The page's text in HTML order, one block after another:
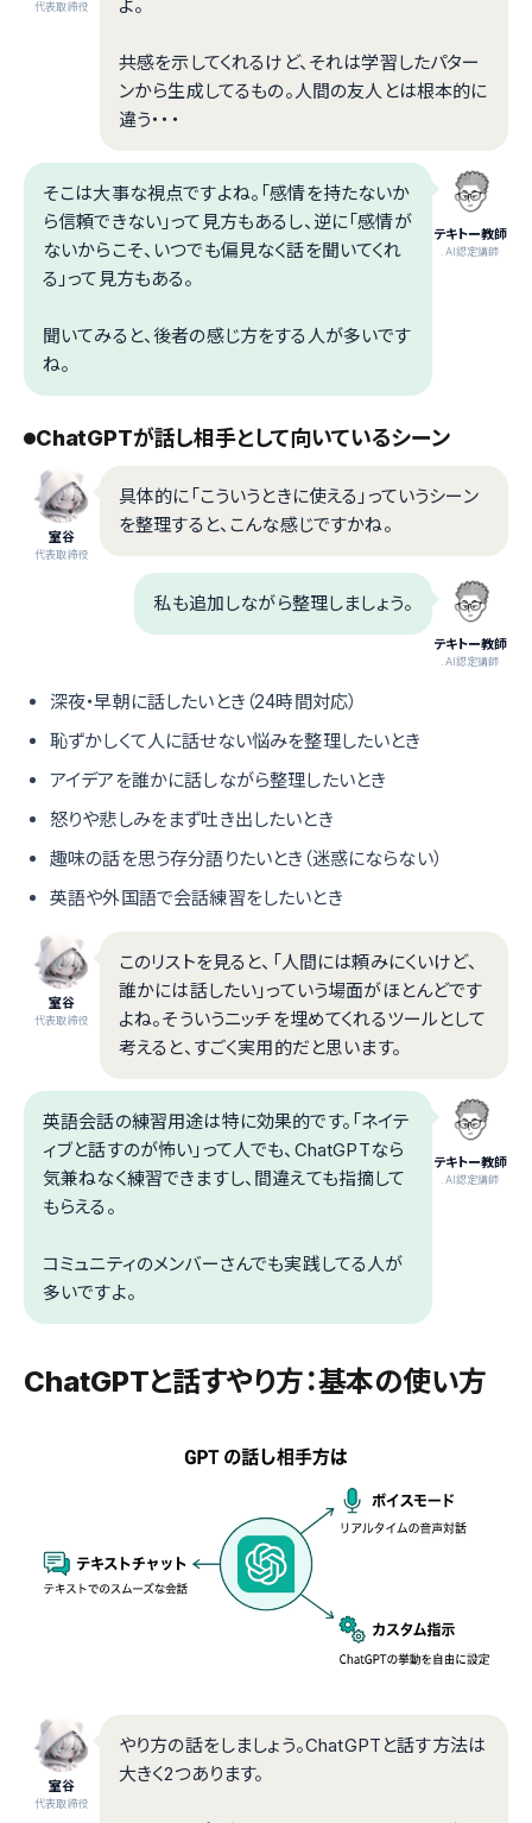
代表取締役
よ。
共感を示してくれるけど、それは学習したパター
ンから生成してるもの。人間の友人とは根本的に
違う・・・
テキトー教師
.AI認定講師
そこは大事な視点ですよね。「感情を持たないか
ら信頼できない」って見方もあるし、逆に「感情が
ないからこそ、いつでも偏見なく話を聞いてくれ
る」って見方もある。
聞いてみると、後者の感じ方をする人が多いです
ね。
ChatGPTが話し相手として向いているシーン
室谷
代表取締役
具体的に「こういうときに使える」っていうシーン
を整理すると、こんな感じですかね。
テキトー教師
.AI認定講師
私も追加しながら整理しましょう。
深夜・早朝に話したいとき（24時間対応）
恥ずかしくて人に話せない悩みを整理したいとき
アイデアを誰かに話しながら整理したいとき
怒りや悲しみをまず吐き出したいとき
趣味の話を思う存分語りたいとき（迷惑にならない）
英語や外国語で会話練習をしたいとき
室谷
代表取締役
このリストを見ると、「人間には頼みにくいけど、
誰かには話したい」っていう場面がほとんどです
よね。そういうニッチを埋めてくれるツールとして
考えると、すごく実用的だと思います。
テキトー教師
.AI認定講師
英語会話の練習用途は特に効果的です。「ネイテ
ィブと話すのが怖い」って人でも、ChatGPTなら
気兼ねなく練習できますし、間違えても指摘して
もらえる。
コミュニティのメンバーさんでも実践してる人が
多いですよ。
ChatGPTと話すやり方：基本の使い方
室谷
代表取締役
やり方の話をしましょう。ChatGPTと話す方法は
大きく2つあります。